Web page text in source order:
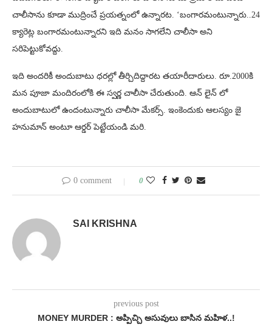
చాలీసాను కూడా ముద్రించే ప్రయత్నంలో ఉన్నారట. ‘బంగారమంటున్నారు..24
క్యారెట్ల బంగారమంటున్నారని ఇది మనం సాగలేని చాలీసా అని
సరిపెట్టుకోవద్దు.
ఇది అందరికీ అందుబాటు ధరల్లో తీర్చిదిద్దారట తయారీదారులు. రూ.2000కి
మన పూజా మందిరంలోకి ఈ స్వర్ణ చాలీసా చేరుతుంది. ఆన్ లైన్ లో
అందుబాటులో ఉందంటున్నారు చాలీసా మేకర్స్. ఇంకెందుకు ఆలస్యం జై
హనుమాన్ అంటూ ఆర్డర్ పెట్టేయండి మరి.
0 comment 0
SAI KRISHNA
previous post
MONEY MURDER : అప్పిచ్చి అసువులు బాసిన మహిళ..!